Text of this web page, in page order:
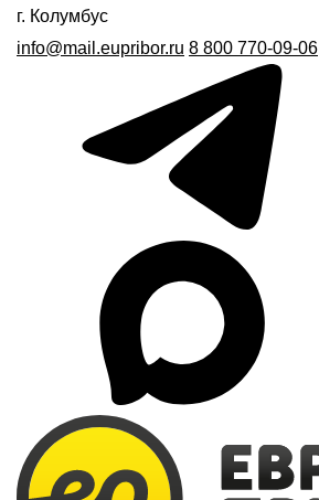
г. Колумбус
info@mail.eupribor.ru 8 800 770-09-06